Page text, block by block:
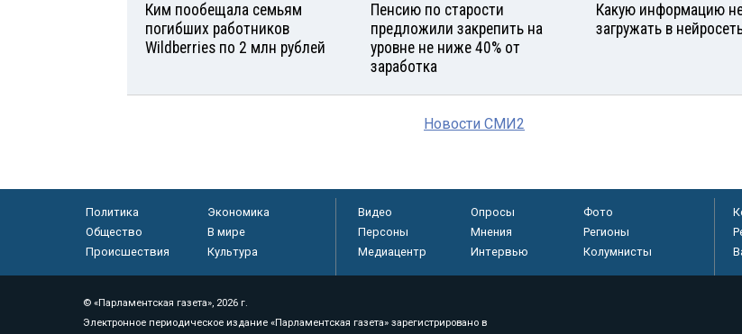
Ким пообещала семьям
погибших работников
Wildberries по 2 млн рублей
Пенсию по старости
предложили закрепить на
уровне не ниже 40% от
заработка
Какую информацию
загружать в
Новости СМИ2
Политика
Экономика
Общество
В мире
Происшествия
Культура
Видео Опросы
Фото
Персоны
Мнения
Регионы
Медиацентр
Интервью Колумнисты
© «Парламентская газета», 2026 г.
Электронное периодическое издание «Парламентская газета» зарегистрировано в